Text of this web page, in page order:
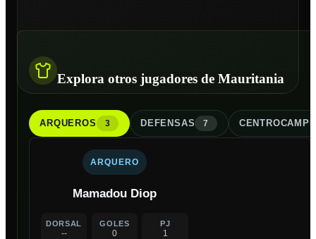
Explora otros jugadores de Mauritania
ARQUEROS 3 DEFENSAS 7
ARQUERO
Mamadou Diop
DORSAL
--
GOLES
0
PJ
1